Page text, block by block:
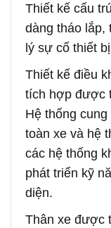
Thiết kế cấu
dàng tháo lắp,
lý sự cố thiết
Thiết kế điều
tích hợp được
Hệ thống
toàn xe và hệ
các hệ thống
phát triển kỹ
diện.
Thân xe được